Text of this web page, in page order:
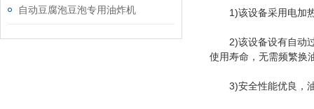
自动豆腐泡豆泡专用油炸机 1)该设备采用电加热
2)该设备设有自动过
使用寿命，无需频繁换
3)安全性能优良，油